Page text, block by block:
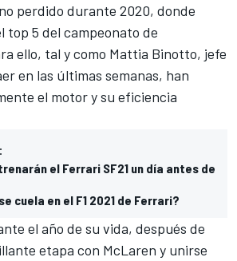
perdido durante 2020, donde
top 5 del campeonato de
ello, tal y como Mattia Binotto, jefe
en las últimas semanas, han
el motor y su eficiencia
el Ferrari SF21 un día antes de
cuela en el F1 2021 de Ferrari?
el año de su vida, después de
etapa con McLaren y unirse